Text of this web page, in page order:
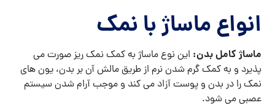
انواع ماساژ با نمک
ماساژ کامل بدن: این نوع ماساژ به کمک نمک‌ ریز صورت می
‌پذیرد و به کمک گرم‌ شدن نرم از طریق مالش آن بر بدن، یون ‌های
نمک را در بدن و پوست آزاد می‌ کند و موجب آرام شدن سیستم
عصبی می ‌شود.